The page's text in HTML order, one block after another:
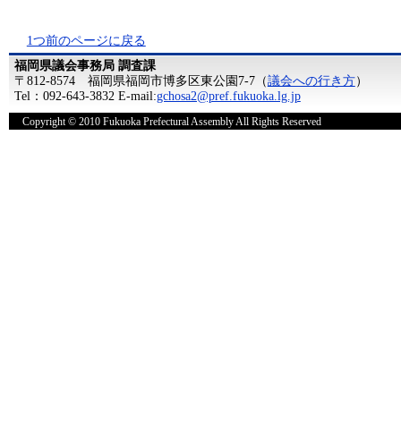
1つ前のページに戻る
福岡県議会事務局 調査課
〒812-8574 福岡県福岡市博多区東公園7-7（議会への行き方）
Tel：092-643-3832 E-mail:gchosa2@pref.fukuoka.lg.jp
Copyright © 2010 Fukuoka Prefectural Assembly All Rights Reserved